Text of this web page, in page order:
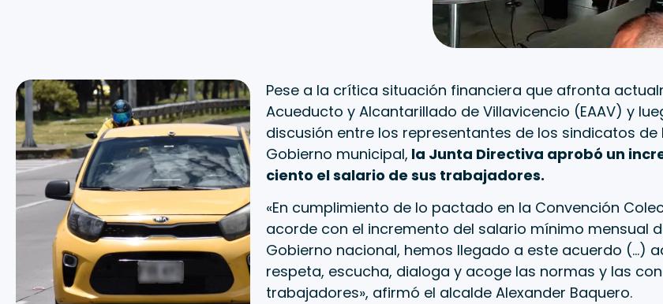
Pese a la crítica situación financiera que afronta
Acueducto y Alcantarillado de Villavicencio (EAAV) y
discusión entre los representantes de los sindicatos de
Gobierno municipal, la Junta Directiva aprobó un
ciento el salario de sus trabajadores.
«En cumplimiento de lo pactado en la Convención
acorde con el incremento del salario mínimo mensual
Gobierno nacional, hemos llegado a este acuerdo (…)
respeta, escucha, dialoga y acoge las normas y las
trabajadores», afirmó el alcalde Alexander Baquero.